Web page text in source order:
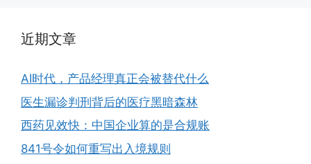
近期文章
AI时代，产品经理真正会被替代什么
医生漏诊判刑背后的医疗黑暗森林
西药见效快：中国企业算的是合规账
841号令如何重写出入境规则